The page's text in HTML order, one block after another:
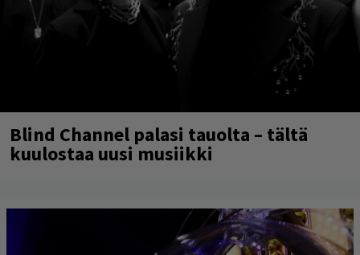
Blind Channel palasi tauolta – tältä
kuulostaa uusi musiikki